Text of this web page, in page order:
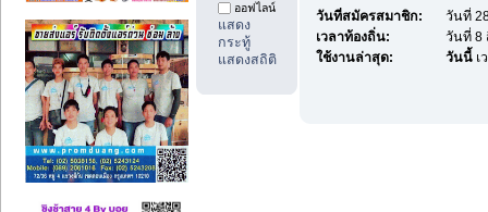
ออฟไลน์
แสดง
กระทู้
แสดงสถิติ
วันที่สมัครสมาชิก:
วันที่
เวลาท้องถิ่น:
วันที่ 8
ใช้งานล่าสุด:
วันนี้ เ